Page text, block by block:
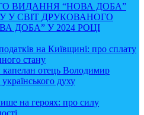
ВИДАННЯ “НОВА ДОБА”
У СВІТ ДРУКОВАНОГО
ДОБА” У 2024 РОЦІ
на Київщині: про сплату
стану
капелан отець Володимир
духу
на героях: про силу